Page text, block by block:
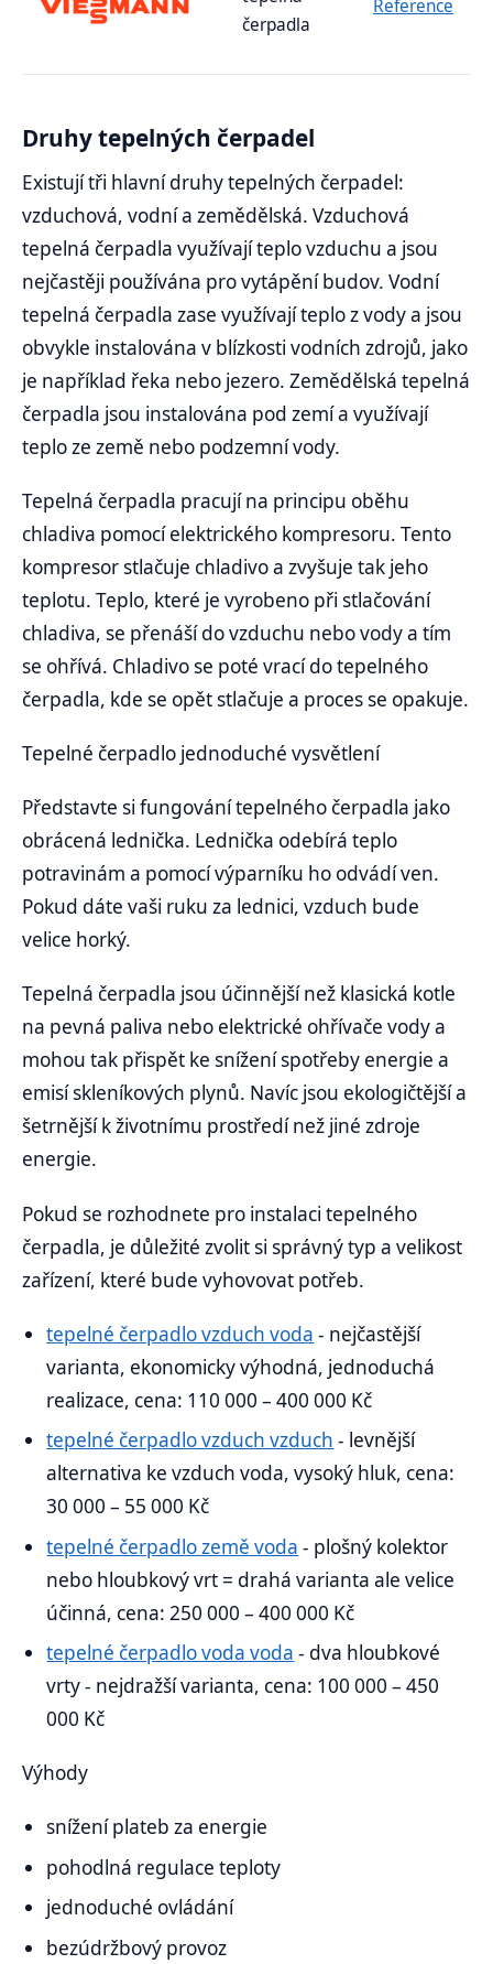
čerpadla
Reference
Druhy tepelných čerpadel
Existují tři hlavní druhy tepelných čerpadel:
vzduchová, vodní a zemědělská. Vzduchová
tepelná čerpadla využívají teplo vzduchu a jsou
nejčastěji používána pro vytápění budov. Vodní
tepelná čerpadla zase využívají teplo z vody a jsou
obvykle instalována v blízkosti vodních zdrojů, jako
je například řeka nebo jezero. Zemědělská tepelná
čerpadla jsou instalována pod zemí a využívají
teplo ze země nebo podzemní vody.
Tepelná čerpadla pracují na principu oběhu
chladiva pomocí elektrického kompresoru. Tento
kompresor stlačuje chladivo a zvyšuje tak jeho
teplotu. Teplo, které je vyrobeno při stlačování
chladiva, se přenáší do vzduchu nebo vody a tím
se ohřívá. Chladivo se poté vrací do tepelného
čerpadla, kde se opět stlačuje a proces se opakuje.
Tepelné čerpadlo jednoduché vysvětlení
Představte si fungování tepelného čerpadla jako
obrácená lednička. Lednička odebírá teplo
potravinám a pomocí výparníku ho odvádí ven.
Pokud dáte vaši ruku za lednici, vzduch bude
velice horký.
Tepelná čerpadla jsou účinnější než klasická kotle
na pevná paliva nebo elektrické ohřívače vody a
mohou tak přispět ke snížení spotřeby energie a
emisí skleníkových plynů. Navíc jsou ekologičtější a
šetrnější k životnímu prostředí než jiné zdroje
energie.
Pokud se rozhodnete pro instalaci tepelného
čerpadla, je důležité zvolit si správný typ a velikost
zařízení, které bude vyhovovat potřeb.
tepelné čerpadlo vzduch voda - nejčastější
varianta, ekonomicky výhodná, jednoduchá
realizace, cena: 110 000 – 400 000 Kč
tepelné čerpadlo vzduch vzduch - levnější
alternativa ke vzduch voda, vysoký hluk, cena:
30 000 – 55 000 Kč
tepelné čerpadlo země voda - plošný kolektor
nebo hloubkový vrt = drahá varianta ale velice
účinná, cena: 250 000 – 400 000 Kč
tepelné čerpadlo voda voda - dva hloubkové
vrty - nejdražší varianta, cena: 100 000 – 450
000 Kč
Výhody
snížení plateb za energie
pohodlná regulace teploty
jednoduché ovládání
bezúdržbový provoz